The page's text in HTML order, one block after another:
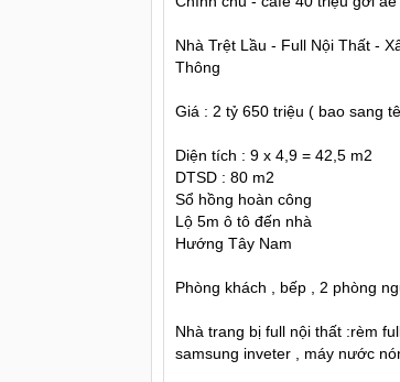
Nhà Trệt Lầu - Full Nội Thất -
Thông
Giá : 2 tỷ 650 triệu ( bao sang
Diện tích : 9 x 4,9 = 42,5 m2
DTSD : 80 m2
Sổ hồng hoàn công
Lộ 5m ô tô đến nhà
Hướng Tây Nam
Phòng khách , bếp , 2 phòng
Nhà trang bị full nội thất :rèm
samsung inveter , máy nước